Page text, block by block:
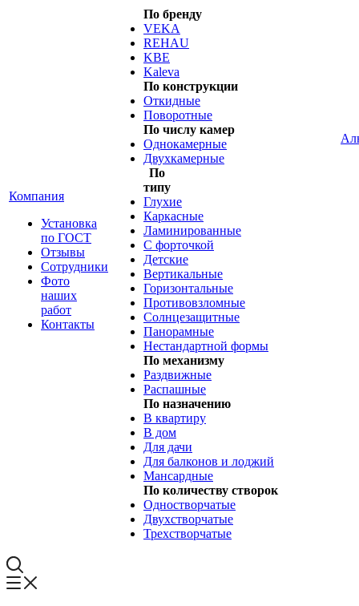
Компания
Установка
по ГОСТ
Отзывы
Сотрудники
Фото
наших
работ
Контакты
По бренду
VEKA
REHAU
KBE
Kaleva
По конструкции
Откидные
Поворотные
По числу камер
Однокамерные
Двухкамерные
По
типу
Глухие
Каркасные
Ламинированные
С форточкой
Детские
Вертикальные
Горизонтальные
Противовзломные
Солнцезащитные
Панорамные
Нестандартной формы
По механизму
Раздвижные
Распашные
По назначению
В квартиру
В дом
Для дачи
Для балконов и лоджий
Мансардные
По количеству створок
Одностворчатые
Двухстворчатые
Трехстворчатые